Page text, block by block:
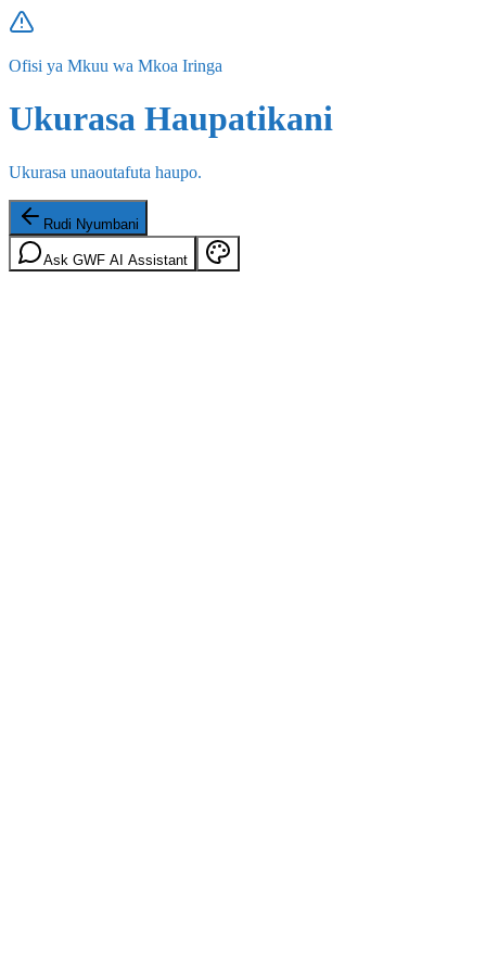
Ofisi ya Mkuu wa Mkoa Iringa
Ukurasa Haupatikani
Ukurasa unaoutafuta haupo.
Rudi Nyumbani
Ask GWF AI Assistant